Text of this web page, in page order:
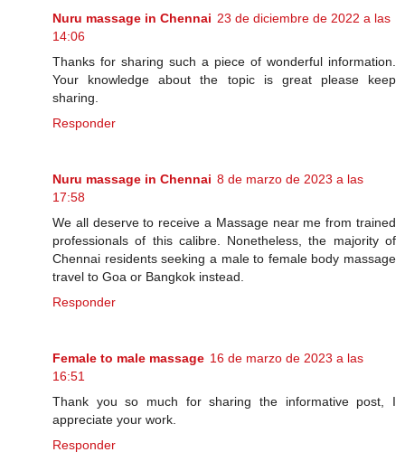
Nuru massage in Chennai 23 de diciembre de 2022 a las
14:06
Thanks for sharing such a piece of wonderful information.
Your knowledge about the topic is great please keep
sharing.
Responder
Nuru massage in Chennai 8 de marzo de 2023 a las
17:58
We all deserve to receive a Massage near me from trained
professionals of this calibre. Nonetheless, the majority of
Chennai residents seeking a male to female body massage
travel to Goa or Bangkok instead.
Responder
Female to male massage 16 de marzo de 2023 a las
16:51
Thank you so much for sharing the informative post, I
appreciate your work.
Responder